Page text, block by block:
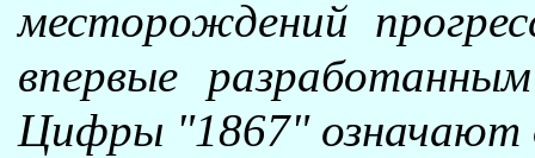
месторождений
впервые
Цифры "1867" означают